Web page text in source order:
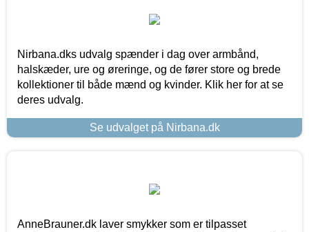
Nirbana.dks udvalg spænder i dag over armbånd,
halskæder, ure og øreringe, og de fører store og brede
kollektioner til både mænd og kvinder. Klik her for at se
deres udvalg.
Se udvalget på Nirbana.dk
AnneBrauner.dk laver smykker som er tilpasset